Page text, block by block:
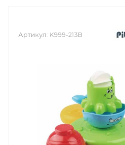
Артикул: K999-213B